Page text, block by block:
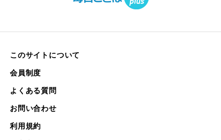
このサイトについて
会員制度
よくある質問
お問い合わせ
利用規約